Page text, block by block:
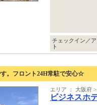
チェックイン／
ト
。フロント24H常駐で安心☆
エリア ： 大阪府
ビジネスホ